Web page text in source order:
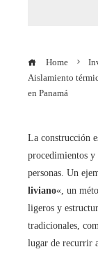
Home
Aislamiento
en Panamá
La construcción
procedimientos y
personas. Un
liviano«, un
ligeros y
tradicionales,
lugar de recurrir